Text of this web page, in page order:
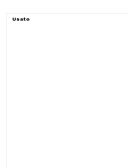
Usato